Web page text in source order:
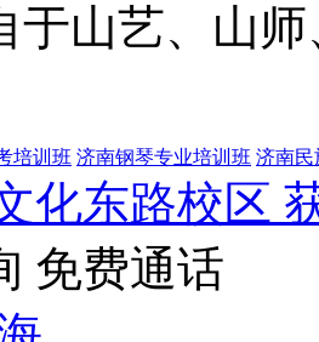
于山艺、山
培训班 济南钢琴专业培训班 济南民
化东路校区
免费通话